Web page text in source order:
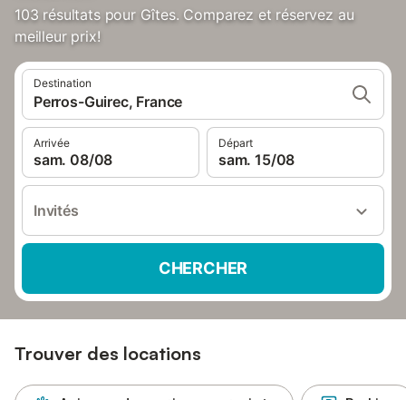
103 résultats pour Gîtes. Comparez et réservez au
meilleur prix!
Destination
Perros-Guirec, France
Arrivée
sam. 08/08
Départ
sam. 15/08
Invités
CHERCHER
Trouver des locations